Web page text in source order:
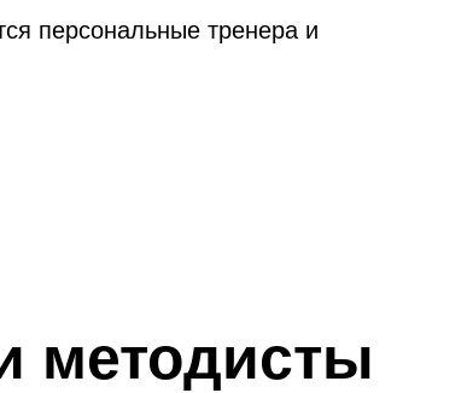
персональные тренера и
методисты